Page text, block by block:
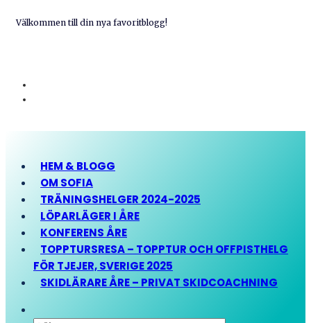
Välkommen till din nya favoritblogg!
HEM & BLOGG
OM SOFIA
TRÄNINGSHELGER 2024-2025
LÖPARLÄGER I ÅRE
KONFERENS ÅRE
TOPPTURSRESA – TOPPTUR OCH OFFPISTHELG
FÖR TJEJER, SVERIGE 2025
SKIDLÄRARE ÅRE – PRIVAT SKIDCOACHNING